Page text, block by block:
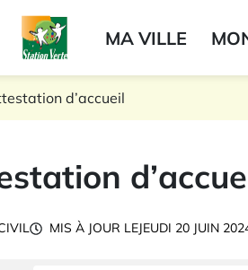
sur GaronneMA VILLE
d’accueil
MIS À JOUR LEJEUDI 20 JUIN